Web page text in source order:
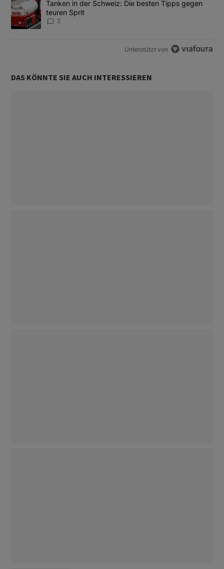
Ein Trendartikel mit dem Titel "Tanken in der Schweiz: Die
Tanken in der Schweiz: Die besten Tipps gegen
teuren Sprit
2
Unterstützt von
DAS KÖNNTE SIE AUCH INTERESSIEREN